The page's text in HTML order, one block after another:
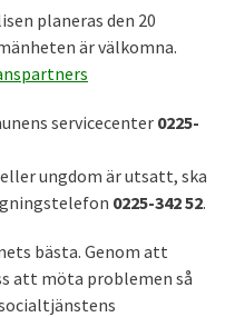
planeras den 20
är välkomna.
servicecenter 0225-
ungdom är utsatt, ska
0225-342 52.
bästa. Genom att
att möta problemen så